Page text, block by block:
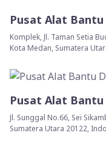
Pusat Alat
Komplek, Jl. Taman Setia
Kota Medan, Sumatera
Pusat Alat
Jl. Sunggal No.66, Sei
Sumatera Utara 20122,